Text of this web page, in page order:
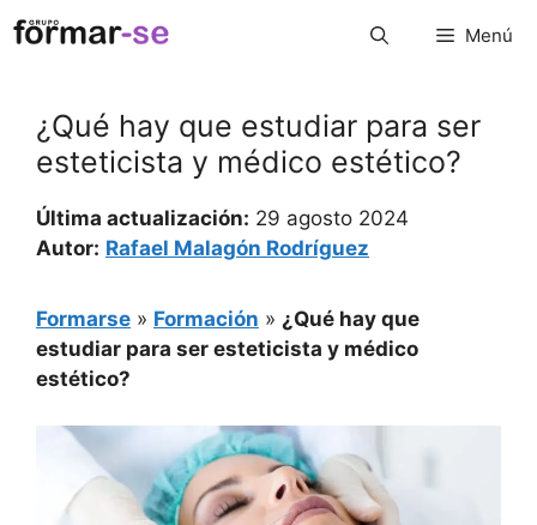
Saltar
al
Menú
¿Qué hay que estudiar para ser
esteticista y médico estético?
Última actualización: 29 agosto 2024
Autor: Rafael Malagón Rodríguez
Formarse » Formación » ¿Qué hay que
estudiar para ser esteticista y médico
estético?